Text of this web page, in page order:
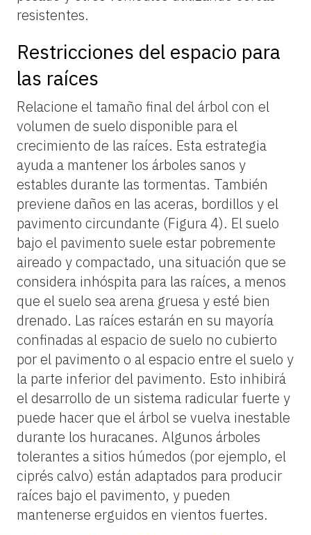
resistentes.
Restricciones del espacio para
las raíces
Relacione el tamaño final del árbol con el
volumen de suelo disponible para el
crecimiento de las raíces. Esta estrategia
ayuda a mantener los árboles sanos y
estables durante las tormentas. También
previene daños en las aceras, bordillos y el
pavimento circundante (Figura 4). El suelo
bajo el pavimento suele estar pobremente
aireado y compactado, una situación que se
considera inhóspita para las raíces, a menos
que el suelo sea arena gruesa y esté bien
drenado. Las raíces estarán en su mayoría
confinadas al espacio de suelo no cubierto
por el pavimento o al espacio entre el suelo y
la parte inferior del pavimento. Esto inhibirá
el desarrollo de un sistema radicular fuerte y
puede hacer que el árbol se vuelva inestable
durante los huracanes. Algunos árboles
tolerantes a sitios húmedos (por ejemplo, el
ciprés calvo) están adaptados para producir
raíces bajo el pavimento, y pueden
mantenerse erguidos en vientos fuertes.